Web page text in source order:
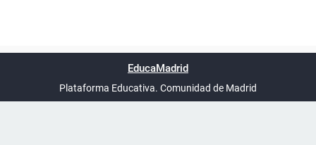
UTC+02:00
phpBB España
EducaMadrid
Plataforma Educativa. Comunidad de Madrid